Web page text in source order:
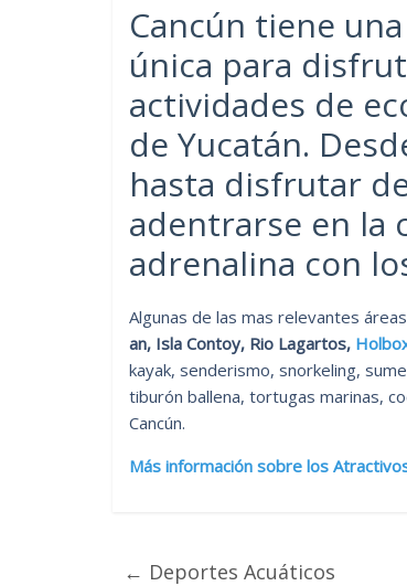
Cancún tiene
única para
actividades de
de Yucatán.
hasta disfrutar
adentrarse en la
adrenalina con
Algunas de las mas relevantes
an, Isla Contoy, Rio Lagartos,
kayak, senderismo, snorkeling,
tiburón ballena, tortugas marinas,
Cancún.
Más información sobre los
← Deportes Acuáticos